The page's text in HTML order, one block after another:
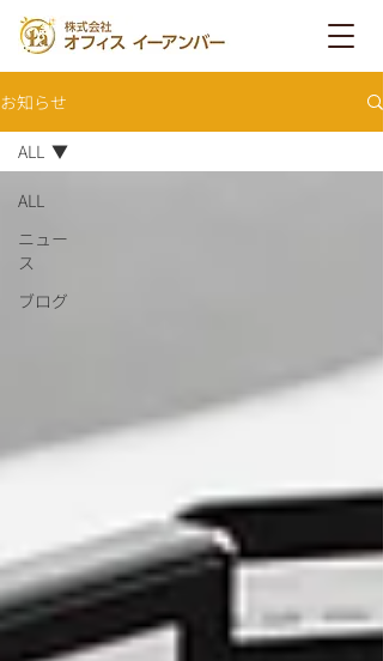
お知らせ
ALL
ニュー
ス
ブログ
ALL